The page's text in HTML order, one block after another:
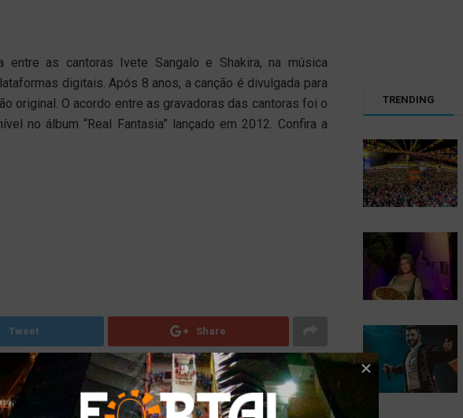
as cantoras Ivete Sangalo e Shakira, na música
digitais. Após 8 anos, a canção é divulgada para
original. O acordo entre as gravadoras das cantoras foi o
no álbum “Real Fantasia” lançado em 2012. Confira a
Tweet Share
TRENDING